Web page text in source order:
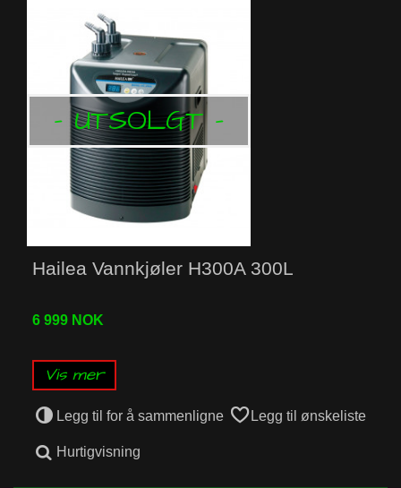
- UTSOLGT -
Hailea Vannkjøler H300A 300L
6 999 NOK
Vis mer
Legg til for å sammenligne Legg til ønskeliste
Hurtigvisning